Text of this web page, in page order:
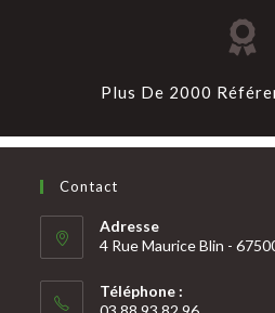
Plus De 2000
Contact
Adresse
4 Rue Maurice Blin -
Téléphone :